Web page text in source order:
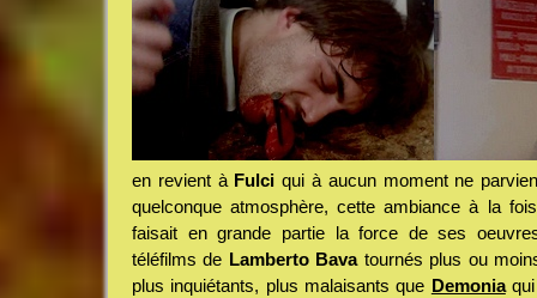
en revient à Fulci qui à aucun moment ne
quelconque atmosphère, cette ambiance à la
faisait en grande partie la force de ses
téléfilms de Lamberto Bavatournés plus ou
plus inquiétants, plus malaisants que Demoniaqui